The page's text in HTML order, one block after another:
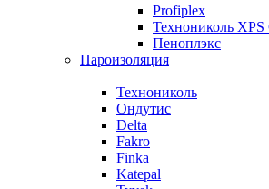
Profiplex
Технониколь XPS
Пеноплэкс
Пароизоляция
Технониколь
Ондутис
Delta
Fakro
Finka
Katepal